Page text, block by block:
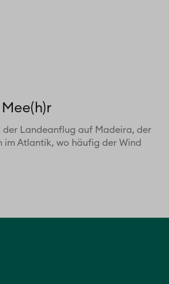
der Landeanflug auf Madeira, der
im Atlantik, wo häufig der Wind